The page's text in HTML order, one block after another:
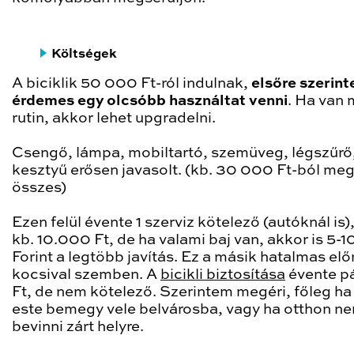
Költségek
A biciklik 50 000 Ft-ról indulnak, elsőre
érdemes egy olcsóbb használtat venni. Ha van
rutin, akkor lehet upgradelni.
Csengő, lámpa, mobiltartó, szemüveg,
kesztyű erősen javasolt. (kb. 30 000 Ft-ból
összes)
Ezen felül évente 1 szerviz kötelező (autóknál
kb. 10.000 Ft, de ha valami baj van, akkor is 5-
Forint a legtöbb javítás. Ez a másik hatalmas
kocsival szemben. A bicikli biztosítása évente
Ft, de nem kötelező. Szerintem megéri, főleg
este bemegy vele belvárosba, vagy ha otthon
bevinni zárt helyre.